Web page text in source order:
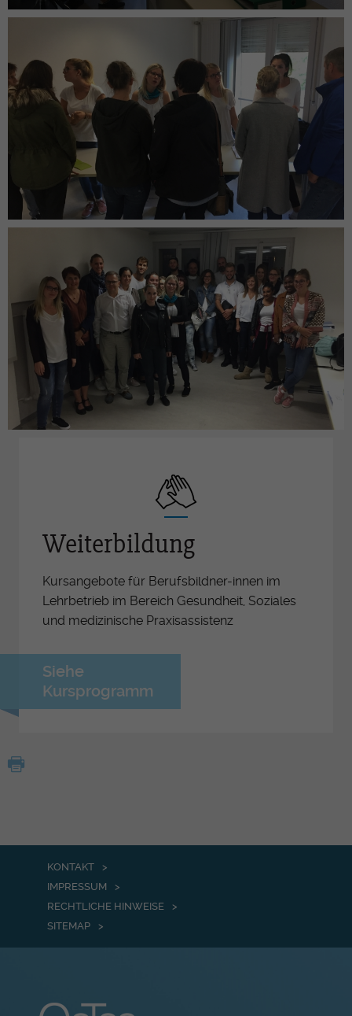
Weiterbildung
Kursangebote für Berufsbildner-innen im
Lehrbetrieb im Bereich Gesundheit, Soziales
und medizinische Praxisassistenz
Siehe
Kursprogramm
KONTAKT
IMPRESSUM
RECHTLICHE HINWEISE
SITEMAP